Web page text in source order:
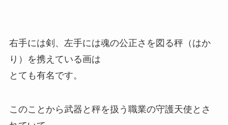
右手には剣、左手には魂の公正さを図る秤（はか
り）を携えている画は
とても有名です。
このことから武器と秤を扱う職業の守護天使とさ